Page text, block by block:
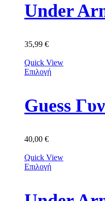
Under
35,99 €
Quick View
Επιλογή
Guess
40,00 €
Quick View
Επιλογή